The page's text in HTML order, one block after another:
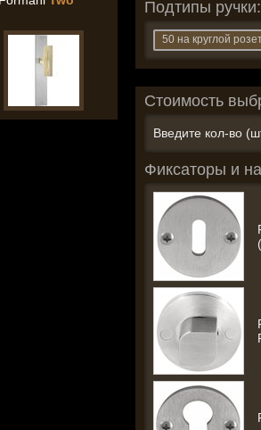
Подтипы ручки:
50 на круглой
Стоимость
Введите кол-во
Фиксаторы и